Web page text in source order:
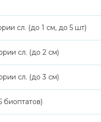
сл. (до 1 см, до 5 шт)
сл. (до 2 см)
сл. (до 3 см)
биоптатов)